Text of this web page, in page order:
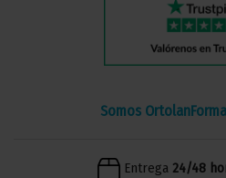
Somos Ortolan
Entrega 24/48